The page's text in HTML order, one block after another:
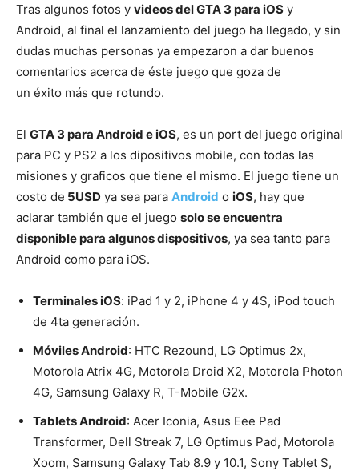
Tras algunos fotos y videos del GTA 3 para iOS y
Android, al final el lanzamiento del juego ha llegado, y sin
dudas muchas personas ya empezaron a dar buenos
comentarios acerca de éste juego que goza de
un éxito más que rotundo.
El GTA 3 para Android e iOS, es un port del juego original
para PC y PS2 a los dipositivos mobile, con todas las
misiones y graficos que tiene el mismo. El juego tiene un
costo de 5USD ya sea para Android o iOS, hay que
aclarar también que el juego solo se encuentra
disponible para algunos dispositivos, ya sea tanto para
Android como para iOS.
Terminales iOS: iPad 1 y 2, iPhone 4 y 4S, iPod touch
de 4ta generación.
Móviles Android: HTC Rezound, LG Optimus 2x,
Motorola Atrix 4G, Motorola Droid X2, Motorola Photon
4G, Samsung Galaxy R, T-Mobile G2x.
Tablets Android: Acer Iconia, Asus Eee Pad
Transformer, Dell Streak 7, LG Optimus Pad, Motorola
Xoom, Samsung Galaxy Tab 8.9 y 10.1, Sony Tablet S,